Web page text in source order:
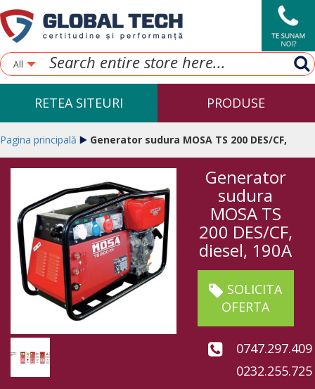
All
RETEA SITEURI PRODUSE
Pagina principală Generator sudura MOSA TS 200 DES/CF,
Generator
sudura
MOSA TS
200 DES/CF,
diesel, 190A
SOLICITA
OFERTA
0747.297.409
0232.255.725